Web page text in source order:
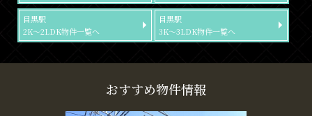
目黒駅
2K～2LDK物件一覧へ
目黒駅
3K～3LDK物件一覧へ
おすすめ物件情報